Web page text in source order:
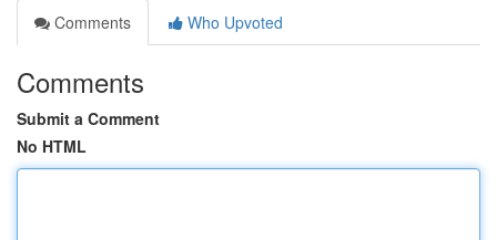
Comments
Who Upvoted
Comments
Submit a Comment
No HTML